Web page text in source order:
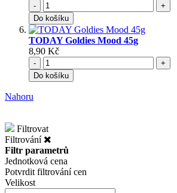
-
+
Do košíku
TODAY Goldies Mood 45g
8,90 Kč
-
+
Do košíku
Nahoru
Filtrovat
Filtrování
Filtr parametrů
Jednotková cena
Potvrdit filtrování cen
Velikost